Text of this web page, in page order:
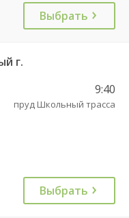
Выбрать
г.
9:40
пруд Школьный трасса
Выбрать